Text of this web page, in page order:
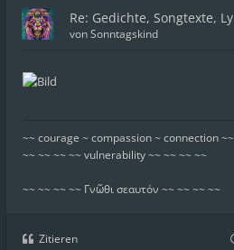
Re: Gedichte, Songtexte,
vonSonntagskind
~~ courage ~ compassion ~ connection ~~
~~ ~~ ~~ ~~ vulnerability ~~ ~~ ~~ ~~
~~ ~~ ~~ ~~ Γνῶθι σεαυτόν ~~ ~~ ~~ ~~
Zitieren